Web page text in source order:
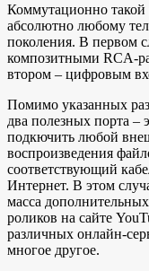
Коммутационно такой
абсолютно любому
поколения. В первом
композитными RCA-
втором – цифровым
Помимо указанных
два полезных порта
подкючить любой
воспроизведения
соответствующий
Интернет. В этом
масса
роликов на сайте
различных онлайн-
многое другое.